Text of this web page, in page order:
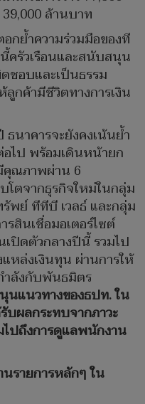
ล้านบาท
อกย้ำความร่วมมือของที
รัวเรือนและสนับสนุน
ชอบและเป็นธรรม
กค้ามีชีวิตทางการเงิน
นาคารจะยังคงเน้นย้ำ
ไป พร้อมเดินหน้ายก
คุณภาพผ่าน 6
โตจากธุรกิจใหม่ในกลุ่ม
พย์ ทีทีบี เวลธ์ และกลุ่ม
สินเชื่อมอเตอร์ไซต์
ปิดตัวกลางปีนี้ รวมไป
หล่งเงินทุน ผ่านการให้
ำลังกับพันธมิตร
แนวทางของธปท. ใน
บผลกระทบจากภาวะ
ไปถึงการดูแลพนักงาน
นรายการหลักๆ ใน